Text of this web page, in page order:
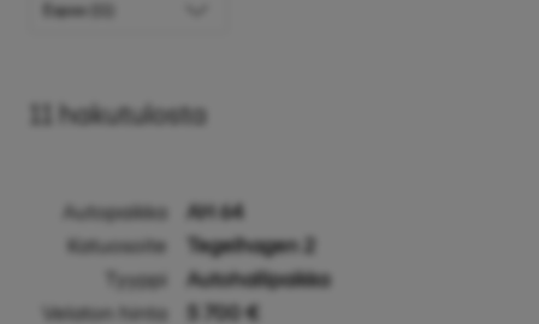
hakutulosta
Autopaikka
AH 64
Katuosoite
Tegelhagen 2
Tyyppi
Autohallipaikka
Velaton hinta
5 700 €